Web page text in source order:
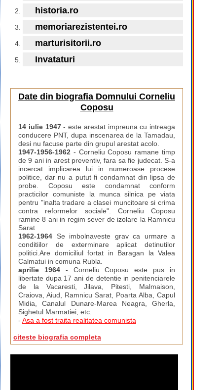
historia.ro
memoriarezistentei.ro
marturisitorii.ro
Invataturi
Date din biografia Domnului Corneliu
Coposu
14 iulie 1947- este arestat impreuna cu intreaga
conducere PNT, dupa inscenarea de la Tamadau,
desi nu facuse parte din grupul arestat acolo.
1947-1956-1962 - Corneliu Coposu ramane timp
de 9 ani in arest preventiv, fara sa fie judecat. S-a
incercat implicarea lui in numeroase procese
politice, dar nu a putut fi condamnat din lipsa de
probe. Coposu este condamnat conform
practicilor comuniste la munca silnica pe viata
pentru "inalta tradare a clasei muncitoare si crima
contra reformelor sociale". Corneliu Coposu
ramine 8 ani in regim sever de izolare la Ramnicu
Sarat
1962-1964 Se imbolnaveste grav ca urmare a
conditiilor de exterminare aplicat detinutilor
politici.Are domiciliul fortat in Baragan la Valea
Calmatui in comuna Rubla.
aprilie 1964- Corneliu Coposu este pus in
libertate dupa 17 ani de detentie in penitenciarele
de la Vacaresti, Jilava, Pitesti, Malmaison,
Craiova, Aiud, Ramnicu Sarat, Poarta Alba, Capul
Midia, Canalul Dunare-Marea Neagra, Gherla,
Sighetul Marmatiei, etc.
- Asa a fost traita realitatea comunista
citeste biografia completa